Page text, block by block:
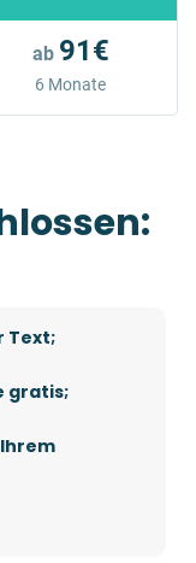
ab 91€
6 Monate
Text;
gratis;